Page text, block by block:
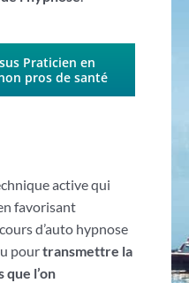
Praticien en
pros de santé
active qui
favorisant
d’auto hypnose
pourtransmettre la
l’on